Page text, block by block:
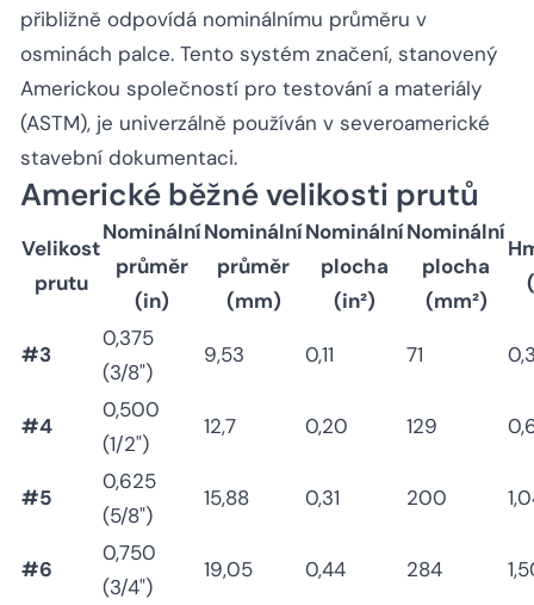
přibližně odpovídá nominálnímu průměru v
osminách palce. Tento systém značení, stanovený
Americkou společností pro testování a materiály
(ASTM), je univerzálně používán v severoamerické
stavební dokumentaci.
Americké běžné velikosti prutů
Velikost
prutu
Nominální
průměr
(in)
Nominální
průměr
(mm)
Nominální
plocha
(in²)
Nominální
plocha
(mm²)
#3
0,375
(3/8")
9,53 0,11 71
#4
0,500
(1/2")
12,7 0,20 129
#5
0,625
(5/8")
15,88 0,31 200
#6
0,750
(3/4")
19,05 0,44 284